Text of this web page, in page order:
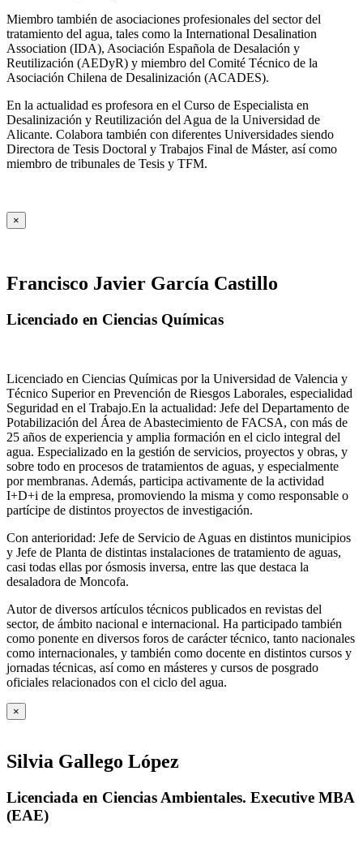
Miembro también de asociaciones profesionales del sector del
tratamiento del agua, tales como la International Desalination
Association (IDA), Asociación Española de Desalación y
Reutilización (AEDyR) y miembro del Comité Técnico de la
Asociación Chilena de Desalinización (ACADES).
En la actualidad es profesora en el Curso de Especialista en
Desalinización y Reutilización del Agua de la Universidad de
Alicante. Colabora también con diferentes Universidades siendo
Directora de Tesis Doctoral y Trabajos Final de Máster, así como
miembro de tribunales de Tesis y TFM.
×
Francisco Javier García Castillo
Licenciado en Ciencias Químicas
Licenciado en Ciencias Químicas por la Universidad de Valencia y
Técnico Superior en Prevención de Riesgos Laborales, especialidad
Seguridad en el Trabajo.En la actualidad: Jefe del Departamento de
Potabilización del Área de Abastecimiento de FACSA, con más de
25 años de experiencia y amplia formación en el ciclo integral del
agua. Especializado en la gestión de servicios, proyectos y obras, y
sobre todo en procesos de tratamientos de aguas, y especialmente
por membranas. Además, participa activamente de la actividad
I+D+i de la empresa, promoviendo la misma y como responsable o
partícipe de distintos proyectos de investigación.
Con anterioridad: Jefe de Servicio de Aguas en distintos municipios
y Jefe de Planta de distintas instalaciones de tratamiento de aguas,
casi todas ellas por ósmosis inversa, entre las que destaca la
desaladora de Moncofa.
Autor de diversos artículos técnicos publicados en revistas del
sector, de ámbito nacional e internacional. Ha participado también
como ponente en diversos foros de carácter técnico, tanto nacionales
como internacionales, y también como docente en distintos cursos y
jornadas técnicas, así como en másteres y cursos de posgrado
oficiales relacionados con el ciclo del agua.
×
Silvia Gallego López
Licenciada en Ciencias Ambientales. Executive MBA
(EAE)